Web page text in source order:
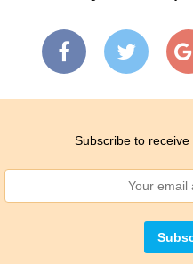
Subscribe to